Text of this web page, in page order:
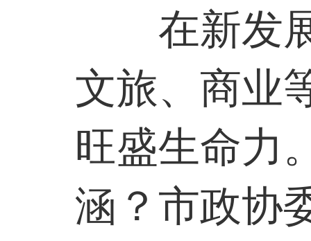
在新发
文旅、商业
旺盛生命力
涵？市政协